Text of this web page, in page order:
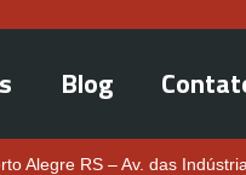
Blog
Alegre RS – Av. das